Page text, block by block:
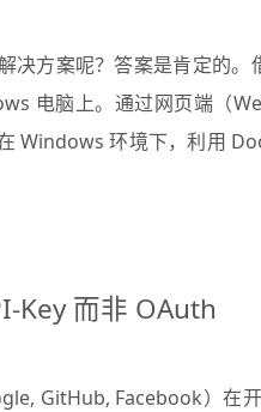
决方案呢？答案是肯定的。
电脑上。通过网页端（
Windows 环境下，利用
Key 而非 OAuth
GitHub, Facebook）在